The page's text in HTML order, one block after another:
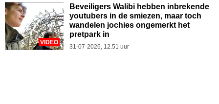
VIDEO
Beveiligers Walibi hebben inbrekende
youtubers in de smiezen, maar toch
wandelen jochies ongemerkt het
pretpark in
31-07-2026, 12.51 uur